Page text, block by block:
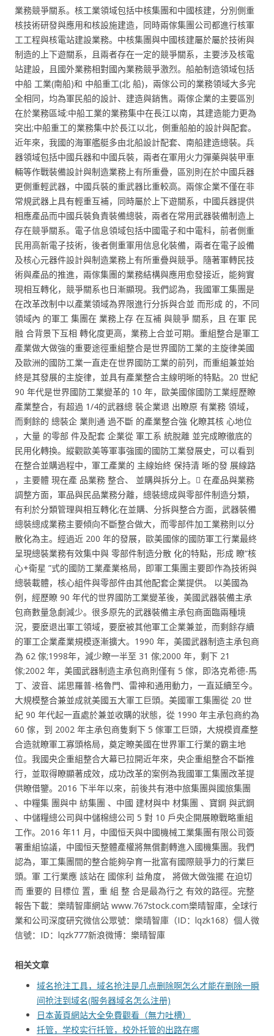
業務競爭關系。核工業領域包括中核集團和中國核建，分別側重
核技術研發與應用和核設施建造，同時兩傢集團公司都進行核軍
工工程與核電站建設業務。中核集團與中國核建屬於屬於技術與
制造的上下遊關系，且兩者存在一定的競爭關系，主要涉及核電
站建設，且國外業務相對國內業務競爭激烈。船舶制造領域包括
中船 工業(南船)和 中船重工(北 船)，兩傢公司的業務領域大多完
全相同，均為軍民船的設計、建造與銷售。兩傢企業的主要區別
在於業務區域:中船工業的業務集中在長江以南，其建造能力更為
突出;中船重工的業務集中於長江以北，側重船舶的設計與配套。
近年來，我國的海軍艦艇多由北船設計配套、南船建造總裝。兵
器領域包括中國兵器和中國兵裝，兩者在軍用火力彈藥與裝甲車
輛等作戰裝備設計與制造業務上有所重疊，區別則在於中國兵器
更側重輕武器，中國兵裝的重武器比重較高。兩傢企業不僅在非
常規武器上具有輕重互補，同時屬於上下遊關系，中國兵器提供
相應產品而中國兵裝負責裝備總裝，兩者在常用武器裝備制造上
存在競爭關系。電子信息領域包括中國電子和中電科，前者側重
民用高新電子技術，後者側重軍用信息化裝備，兩者在電子設備
及核心元器件設計與制造業務上有所重疊與競爭。隨著軍轉民技
術與產品的推進，兩傢集團的業務結構與應用愈發接近，能夠實
現相互轉化，競爭關系也日漸顯現。我們認為，我國軍工集團是
在改革改制中以產業領域為界限進行分拆與合並 而形成 的，不同
領域內 的軍工 集團在 業務上存 在互補 與競爭 關系，且 在軍 民
融 合背景下互相 轉化度更高，業務上合並可期。重組整合是軍工
產業做大做強的重要途徑重組整合是世界國防工業的主旋律美國
及歐洲的國防工業一直走在世界國防工業的前列，而重組兼並始
終是其發展的主旋律，並具有產業整合主線明晰的特點。20 世紀
90 年代是世界國防工業變革的 10 年，歐美國傢國防工業經歷瞭
產業整合，有超過 1/4的武器總 裝企業退 出瞭原 有業務 領域，
而剩餘的 總裝企 業則通 過不斷 的產業整合強 化瞭其核 心地位
，大量 的零部 件及配套 企業從 軍工系 統脫離 並完成瞭徹底的
民用化轉換。縱觀歐美等軍事強國的國防工業發展史，可以看到
在整合並購過程中，軍工產業的 主線始終 保持清 晰的發 展線路
，主要體 現在產 品業務 整合、 並購與拆分上。 在產品與業務
調整方面，軍品與民品業務分離，總裝總成與零部件制造分類，
有利於分類管理與相互轉化;在並購、分拆與整合方面，武器裝備
總裝總成業務主要傾向不斷整合做大，而零部件加工業務則以分
散化為主。經過近 200 年的發展，歐美國傢的國防軍工行業最終
呈現總裝業務有效集中與 零部件制造分散 化的特點，形成 瞭“核
心+衛星 ”式的國防工業產業格局，即軍工集團主要即作為技術與
總裝載體，核心組件與零部件由其他配套企業提供。 以美國為
例，經歷瞭 90 年代的世界國防工業變革後，美國武器裝備主承
包商數量急劇減少。很多原先的武器裝備主承包商面臨兩種境
況，要麼退出軍工領域，要麼被其他軍工企業兼並，而剩餘存續
的軍工企業產業規模逐漸擴大。1990 年，美國武器制造主承包商
為 62 傢;1998年，減少瞭一半至 31 傢;2000 年，剩下 21
傢;2002 年，美國武器制造主承包商則僅有 5 傢，即洛克希德-馬
丁、波音、諾思羅普-格魯門、雷神和通用動力，一直延續至今。
大規模整合兼並成就美國五大軍工巨頭。美國軍工集團從 20 世
紀 90 年代起一直處於兼並收購的狀態，從 1990 年主承包商約為
60 傢，到 2002 年主承包商隻剩下 5 傢軍工巨頭，大規模資產整
合造就瞭軍工寡頭格局，奠定瞭美國在世界軍工行業的霸主地
位。我國央企重組整合大幕已拉開近年來，央企重組整合不斷推
行，並取得瞭顯著成效，成功改革的案例為我國軍工集團改革提
供瞭借鑒。2016 下半年以來，前後共有港中旅集團與國旅集團
、中糧集 團與中 紡集團 、中國 建材與中 材集團 、寶鋼 與武鋼
、中儲糧總公司與中儲棉總公司 5 對 10 戶央企開展瞭戰略重組
工作。2016 年11 月，中國恒天與中國機械工業集團有限公司簽
署重組協議，中國恒天整體產權將無償劃轉進入國機集團。我們
認為，軍工集團間的整合能夠孕育一批富有國際競爭力的行業巨
頭。軍 工行業應 該站在 國傢利 益角度， 將做大做強擺 在迫切
而 重要的 目標位 置，重 組 整 合是最為行之 有效的路徑。完整
報告下載：樂晴智庫網站 www.767stock.com樂晴智庫，全球行
業和公司深度研究微信公眾號：樂晴智庫（ID：lqzk168）個人微
信號：ID：lqzk777新浪微博：樂晴智庫
相关文章
域名抢注工具，域名抢注是几点删除啊怎么才能在删除一瞬
间抢注到域名(服务器域名怎么注册)
日本黃頁網站大全免費觀看（無力吐槽）
托管，学校实行托管，校外托管的出路在哪